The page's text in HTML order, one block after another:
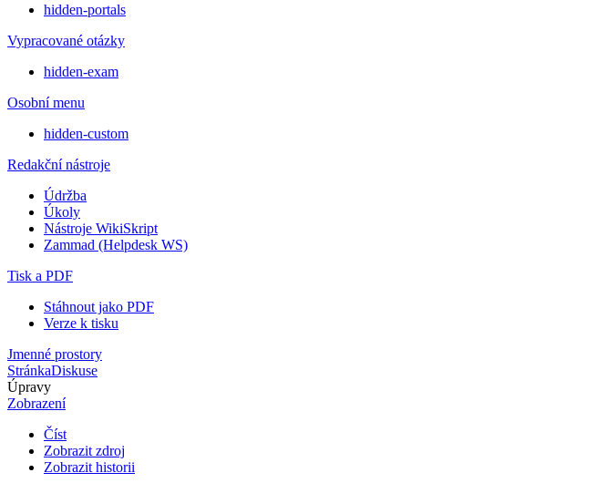
hidden-portals
Vypracované otázky
hidden-exam
Osobní menu
hidden-custom
Redakční nástroje
Údržba
Úkoly
Nástroje WikiSkript
Zammad (Helpdesk WS)
Tisk a PDF
Stáhnout jako PDF
Verze k tisku
Jmenné prostory
StránkaDiskuse
Úpravy
Zobrazení
Číst
Zobrazit zdroj
Zobrazit historii